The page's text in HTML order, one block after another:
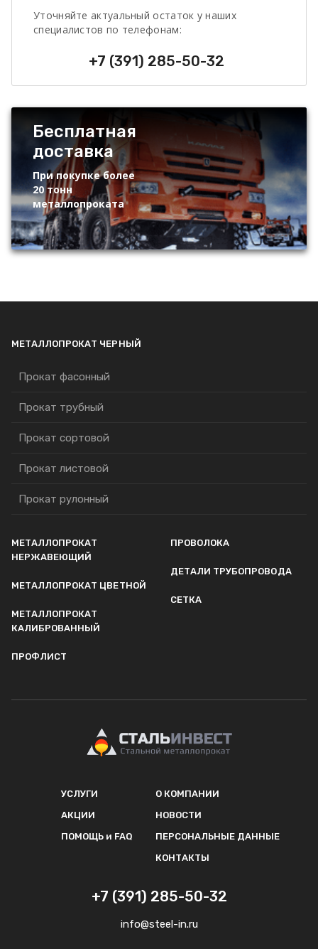
Уточняйте актуальный остаток у наших
специалистов по телефонам:
+7 (391) 285-50-32
Бесплатная
доставка
При покупке более
20 тонн
металлопроката
МЕТАЛЛОПРОКАТ ЧЕРНЫЙ
Прокат фасонный
Прокат трубный
Прокат сортовой
Прокат листовой
Прокат рулонный
МЕТАЛЛОПРОКАТ
НЕРЖАВЕЮЩИЙ
МЕТАЛЛОПРОКАТ ЦВЕТНОЙ
МЕТАЛЛОПРОКАТ
КАЛИБРОВАННЫЙ
ПРОФЛИСТ
ПРОВОЛОКА
ДЕТАЛИ ТРУБОПРОВОДА
СЕТКА
УСЛУГИ
АКЦИИ
ПОМОЩЬ и FAQ
О КОМПАНИИ
НОВОСТИ
ПЕРСОНАЛЬНЫЕ ДАННЫЕ
КОНТАКТЫ
+7 (391) 285-50-32
info@steel-in.ru